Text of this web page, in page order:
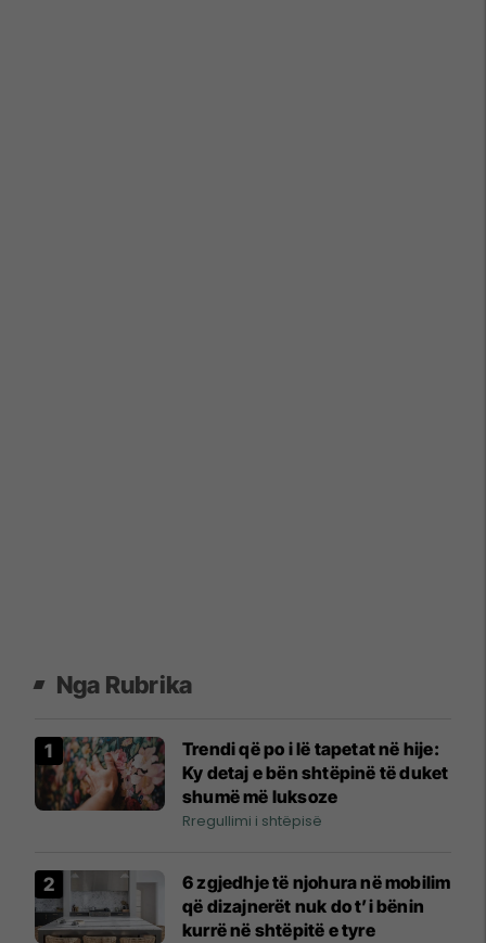
Nga Rubrika
Trendi që po i lë tapetat në hije:
Ky detaj e bën shtëpinë të duket
shumë më luksoze
Rregullimi i shtëpisë
6 zgjedhje të njohura në mobilim
që dizajnerët nuk do t’i bënin
kurrë në shtëpitë e tyre